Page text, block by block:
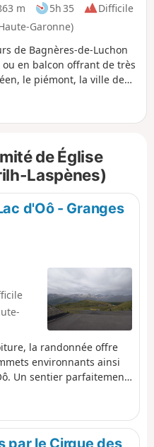
m 5h 35
Difficile
Garonne)
de Bagnères-de-Luchon
en balcon offrant de très
le piémont, la ville de
entre le (5) et le (8), en
pied sûr.
de Église
Laspènes)
d'Oô - Granges
la randonnée offre
environnants ainsi
Un sentier parfaitement
pour retrouver la